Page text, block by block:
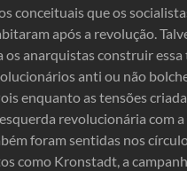
conceituais que os
após a revolução.
os anarquistas construir
anti ou não
enquanto as tensões
revolucionária com
foram sentidas nos
como Kronstadt, a